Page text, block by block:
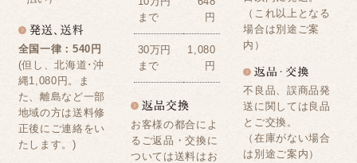
全国一律：540円
(但し、北海道･沖
縄1,080円。ま
た、離島など一部
地域の方は送料修
正後にご連絡をい
たします。)
まで
円
30万円
まで
1,080
円
お客様の都合によ
るご返品・交換に
ついては送料はお
（これ以上となる
場合は別途ご案
内）
不良品、誤商品発
送に関しては良品
とご交換。
（在庫がない場合
は別途ご案内）